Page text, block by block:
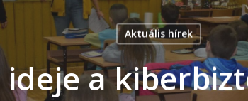
Aktuális hírek
a